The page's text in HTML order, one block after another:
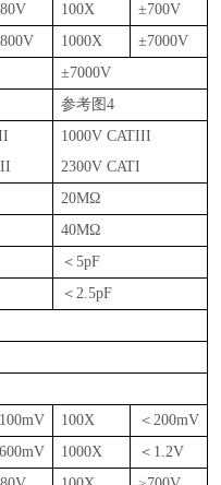
100X ±700V
1000X ±7000V
±7000V
参考图 4
1000V CATIII
2300V CATI
20MΩ
40MΩ
＜ 5pF
＜ 2.5pF
100mV 100X ＜ 200mV
600mV
1000X ＜ 1.2V